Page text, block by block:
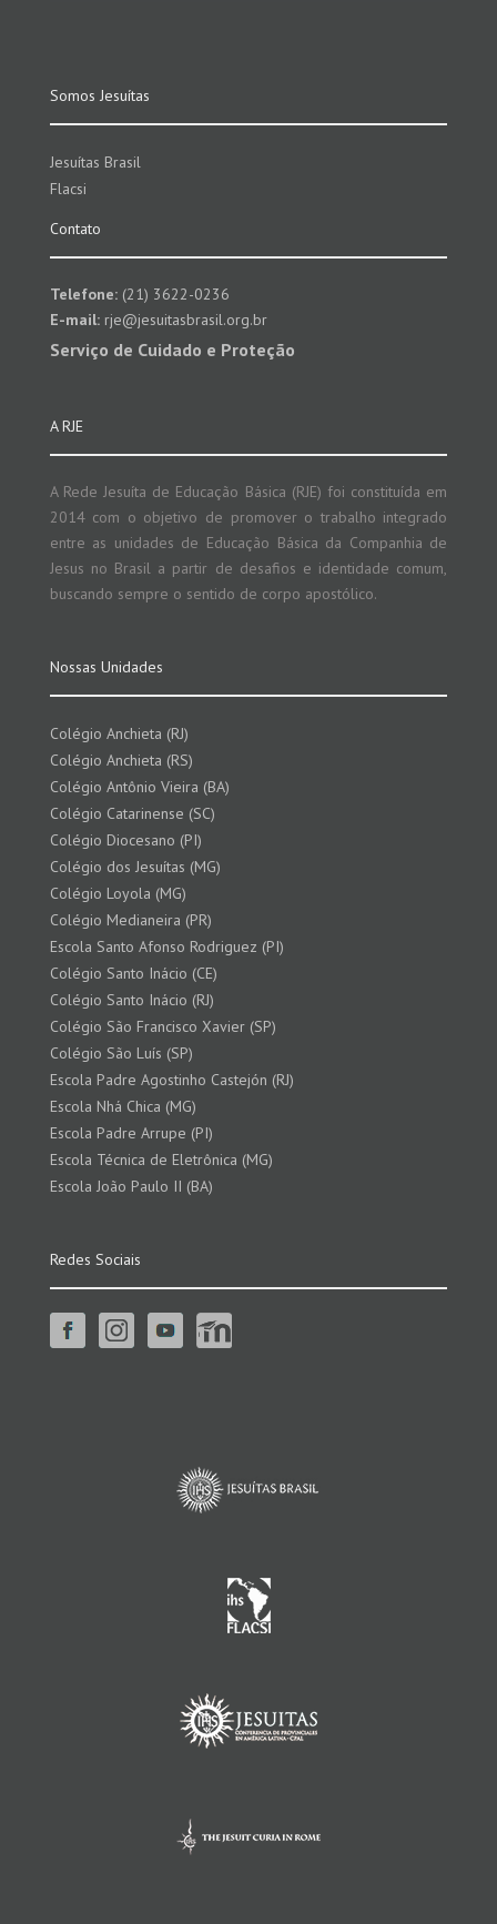
Somos Jesuítas
Jesuítas Brasil
Flacsi
Contato
Telefone:(21) 3622-0236
E-mail:rje@jesuitasbrasil.org.br
Serviço de Cuidado e Proteção
A RJE
A Rede Jesuíta de Educação Básica (RJE) foi constituída em
2014 com o objetivo de promover o trabalho integrado
entre as unidades de Educação Básica da Companhia de
Jesus no Brasil a partir de desafios e identidade comum,
buscando sempre o sentido de corpo apostólico.
Nossas Unidades
Colégio Anchieta (RJ)
Colégio Anchieta (RS)
Colégio Antônio Vieira (BA)
Colégio Catarinense (SC)
Colégio Diocesano (PI)
Colégio dos Jesuítas (MG)
Colégio Loyola (MG)
Colégio Medianeira (PR)
Escola Santo Afonso Rodriguez (PI)
Colégio Santo Inácio (CE)
Colégio Santo Inácio (RJ)
Colégio São Francisco Xavier (SP)
Colégio São Luís (SP)
Escola Padre Agostinho Castejón (RJ)
Escola Nhá Chica (MG)
Escola Padre Arrupe (PI)
Escola Técnica de Eletrônica (MG)
Escola João Paulo II (BA)
Redes Sociais